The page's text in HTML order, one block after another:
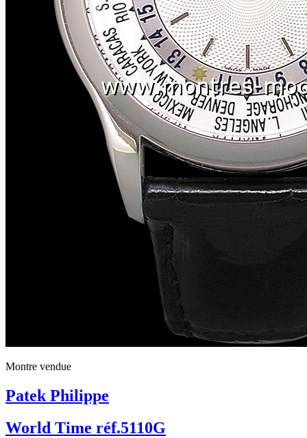
Montre vendue
Patek Philippe
World Time réf.5110G